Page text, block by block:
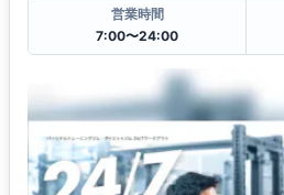
営業時間
7:00〜24:00